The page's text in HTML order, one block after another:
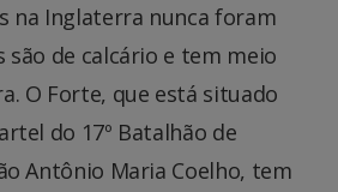
na Inglaterra nunca foram
são de calcário e tem meio
O Forte, que está situado
do 17º Batalhão de
Antônio Maria Coelho, tem